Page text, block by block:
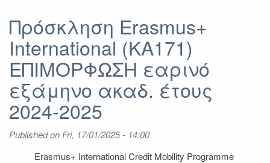
Erasmus+
International
(KA171)
ΔΙΔΑΣΚΑΛΙΑ
και
ΕΠΙΜΟΡΦΩΣΗ
εαρινό
εξάμηνο
ακαδ.
έτους
2024-
Πρόσκληση Erasmus+
International (KA171)
ΕΠΙΜΟΡΦΩΣΗ εαρινό
εξάμηνο ακαδ. έτους
2024-2025
Published on Fri, 17/01/2025 - 14:00
Erasmus+ International Credit Mobility Programme